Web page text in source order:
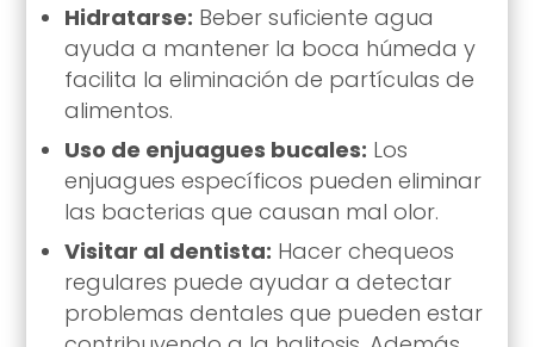
Hidratarse: Beber suficiente agua
ayuda a mantener la boca húmeda y
facilita la eliminación de partículas de
alimentos.
Uso de enjuagues bucales: Los
enjuagues específicos pueden eliminar
las bacterias que causan mal olor.
Visitar al dentista: Hacer chequeos
regulares puede ayudar a detectar
problemas dentales que pueden estar